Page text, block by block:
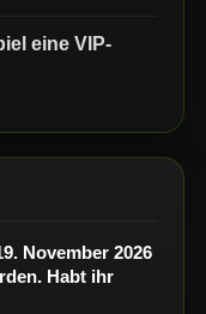
eine VIP-
November 2026
Habt ihr